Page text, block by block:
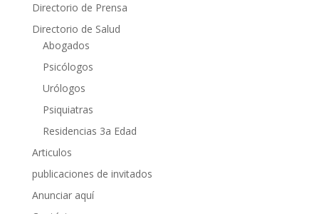
Directorio de Prensa
Directorio de Salud
Abogados
Psicólogos
Urólogos
Psiquiatras
Residencias 3a Edad
Articulos
publicaciones de invitados
Anunciar aquí